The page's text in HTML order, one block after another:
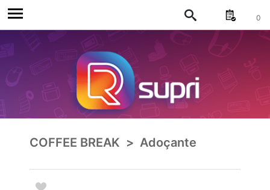
0
COFFEE BREAK > Adoçante